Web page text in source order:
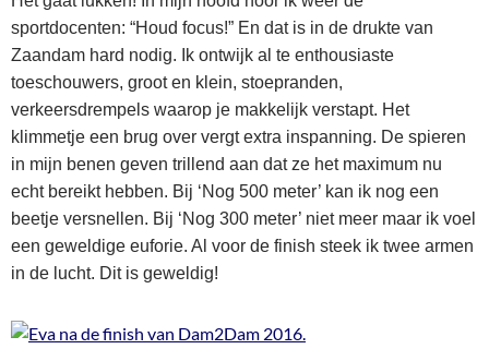
sportdocenten: “Houd focus!” En dat is in de drukte van
Zaandam hard nodig. Ik ontwijk al te enthousiaste
toeschouwers, groot en klein, stoepranden,
verkeersdrempels waarop je makkelijk verstapt. Het
klimmetje een brug over vergt extra inspanning. De spieren
in mijn benen geven trillend aan dat ze het maximum nu
echt bereikt hebben. Bij ‘Nog 500 meter’ kan ik nog een
beetje versnellen. Bij ‘Nog 300 meter’ niet meer maar ik voel
een geweldige euforie. Al voor de finish steek ik twee armen
in de lucht. Dit is geweldig!